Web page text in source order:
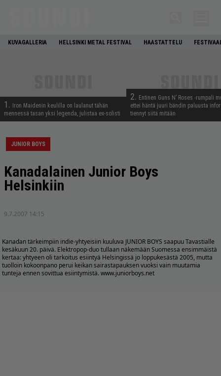
KUVAGALLERIA HELLSINKI METAL FESTIVAL HAASTATTELU
1.
Iron Maidenin keulilla on laulanut tähän
mennessä tasan yksi legenda, julistaa ex-solisti
2. Entinen Guns N’ Roses -rumpali
ettei häntä juuri bändin paluusta
tiennyt siitä mitään
JUNIOR BOYS
Kanadalainen Junior Boys
Helsinkiin
9.7.2007 14:15
Kanadan tärkeimpiin indie-yhtyeisiin kuuluva JUNIOR BOYS saapuu Tavastialle
kesäkuun 20. päivä. Elektropop-duo tullaan näkemään Suomessa ensimmäistä
kertaa: yhtyeen oli tarkoitus esiintyä Helsingissä jo loppukesästä 2005, mutta
tuolloin kokoonpano perui keikan sairastapauksen vuoksi vain muutamia
tunteja ennen sovittua esiintymistä. www.juniorboys.net